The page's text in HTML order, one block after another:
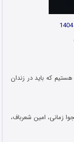
که باید در زندان
زمانی، امین شعرباف،